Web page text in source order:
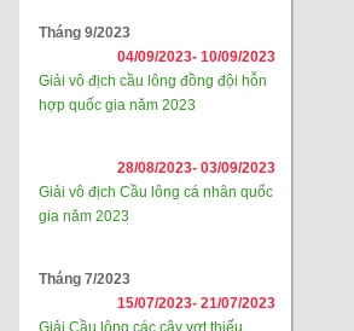
Tháng 9/2023
04/09/2023- 10/09/2023
Giải vô địch cầu lông đồng đội hỗn
hợp quốc gia năm 2023
28/08/2023- 03/09/2023
Giải vô địch Cầu lông cá nhân quốc
gia năm 2023
Tháng 7/2023
15/07/2023- 21/07/2023
Giải Cầu lông các cây vợt thiếu